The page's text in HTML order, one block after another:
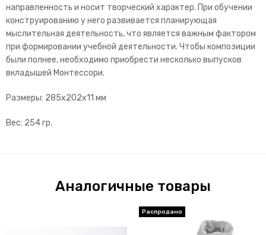
направленность и носит творческий характер. При обучении
конструированию у него развивается планирующая
мыслительная деятельность, что является важным фактором
при формировании учебной деятельности. Чтобы композиции
были полнее, необходимо приобрести несколько выпусков
вкладышей Монтессори.
Размеры: 285x202x11 мм
Вес: 254 гр.
Аналогичные товары